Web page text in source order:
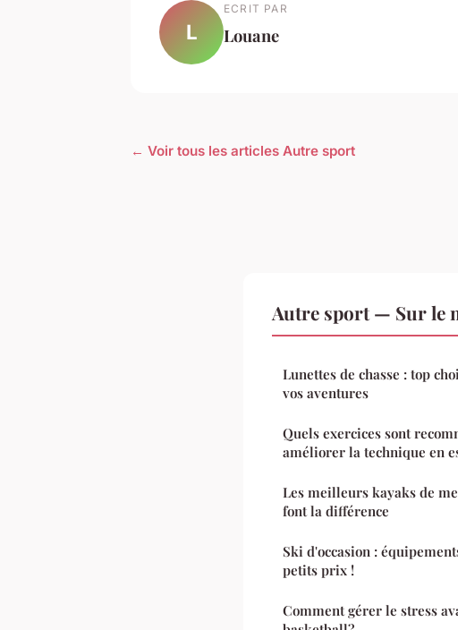
L
ECRIT PAR
Louane
← Voir tous les articles Autre sport
Autre sport — Sur le
Lunettes de chasse : top
vos aventures
Quels exercices sont
améliorer la technique en
Les meilleurs kayaks de
font la différence
Ski d'occasion :
petits prix !
Comment gérer le stress